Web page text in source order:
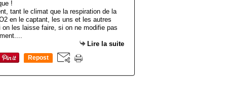
tant le climat que la respiration de la
en le captant, les uns et les autres
les laisse faire, si on ne modifie pas
Lire la suite
Repost